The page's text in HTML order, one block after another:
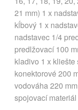
21 mm) 1 x
kĺbový 1 x
nadstavec 1/4
predlžovací 100
kladivo 1 x kliešte
konektorové 200
vodováha 220
spojovací materiál